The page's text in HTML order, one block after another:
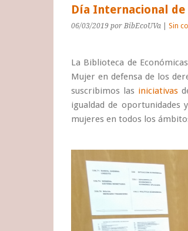
Día Internacional
06/03/2019 por BibEcoUVa Sin
La Biblioteca de
Mujer en defensa de los
suscribimos las iniciativas
igualdad de
mujeres en todos los